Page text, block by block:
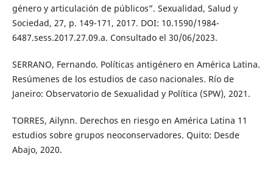
género y articulación de públicos”. Sexualidad, Salud y
Sociedad, 27, p. 149-171, 2017. DOI: 10.1590/1984-
6487.sess.2017.27.09.a. Consultado el 30/06/2023.
SERRANO, Fernando. Políticas antigénero en América Latina.
Resúmenes de los estudios de caso nacionales. Río de
Janeiro: Observatorio de Sexualidad y Política (SPW), 2021.
TORRES, Ailynn. Derechos en riesgo en América Latina 11
estudios sobre grupos neoconservadores. Quito: Desde
Abajo, 2020.